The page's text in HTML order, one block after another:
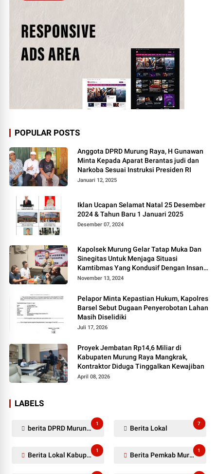
POPULAR POSTS
Anggota DPRD Murung Raya, H Gunawan
Minta Kepada Aparat Berantas judi dan
Narkoba Sesuai Instruksi Presiden RI
Januari 12, 2025
Iklan Ucapan Selamat Natal 25 Desember
2024 & Tahun Baru 1 Januari 2025
Desember 07, 2024
Kapolsek Murung Gelar Tatap Muka Dan
Sinegitas Untuk Menjaga Situasi
Kamtibmas Yang Kondusif Dengan Insan
Pers
November 13, 2024
Pelapor Minta Kepastian Hukum, Kapolres
Barsel Sebut Dugaan Penyerobotan Lahan
Masih Diselidiki
Juli 17, 2026
Proyek Jembatan Rp14,6 Miliar di
Kabupaten Murung Raya Mangkrak,
Kontraktor Diduga Tinggalkan Kewajiban
April 08, 2026
LABELS
berita DPRD Murung Raya
1
Berita Lokal
7
Berita Lokal Kabupaten Barito Utara
1
Berita Pemkab Murung Raya
1